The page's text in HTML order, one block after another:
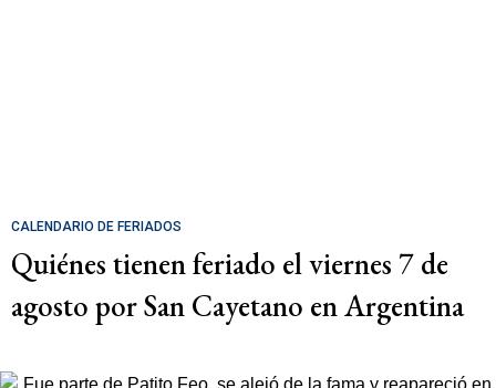
CALENDARIO DE FERIADOS
Quiénes tienen feriado el viernes 7 de
agosto por San Cayetano en Argentina